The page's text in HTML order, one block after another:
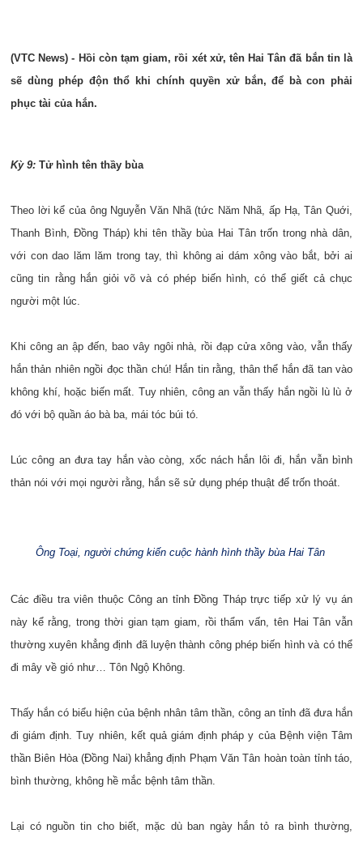
(VTC News) - Hồi còn tạm giam, rồi xét xử, tên Hai Tân đã bắn tin là
sẽ dùng phép độn thổ khi chính quyền xử bắn, để bà con phải
phục tài của hắn.
Kỳ 9: Tử hình tên thầy bùa
Theo lời kể của ông Nguyễn Văn Nhã (tức Năm Nhã, ấp Hạ, Tân Quới,
Thanh Bình, Đồng Tháp) khi tên thầy bùa Hai Tân trốn trong nhà dân,
với con dao lăm lăm trong tay, thì không ai dám xông vào bắt, bởi ai
cũng tin rằng hắn giỏi võ và có phép biến hình, có thể giết cả chục
người một lúc.
Khi công an ập đến, bao vây ngôi nhà, rồi đạp cửa xông vào, vẫn thấy
hắn thản nhiên ngồi đọc thần chú! Hắn tin rằng, thân thể hắn đã tan vào
không khí, hoặc biến mất. Tuy nhiên, công an vẫn thấy hắn ngồi lù lù ở
đó với bộ quần áo bà ba, mái tóc búi tó.
Lúc công an đưa tay hắn vào còng, xốc nách hắn lôi đi, hắn vẫn bình
thản nói với mọi người rằng, hắn sẽ sử dụng phép thuật để trốn thoát.
Ông Toại, người chứng kiến cuộc hành hình thầy bùa Hai Tân
Các điều tra viên thuộc Công an tỉnh Đồng Tháp trực tiếp xử lý vụ án
này kể rằng, trong thời gian tạm giam, rồi thẩm vấn, tên Hai Tân vẫn
thường xuyên khẳng định đã luyện thành công phép biến hình và có thể
đi mây về gió như… Tôn Ngộ Không.
Thấy hắn có biểu hiện của bệnh nhân tâm thần, công an tỉnh đã đưa hắn
đi giám định. Tuy nhiên, kết quả giám định pháp y của Bệnh viện Tâm
thần Biên Hòa (Đồng Nai) khẳng định Phạm Văn Tân hoàn toàn tỉnh táo,
bình thường, không hề mắc bệnh tâm thần.
Lại có nguồn tin cho biết, mặc dù ban ngày hắn tỏ ra bình thường,